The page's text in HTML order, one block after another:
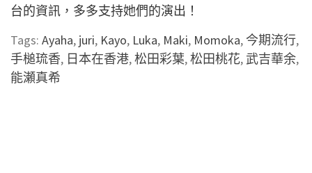
台的資訊，多多支持她們的演出！
Tags: Ayaha, juri, Kayo, Luka, Maki, Momoka, 今期流行,
手槌琉香, 日本在香港,松田彩葉,松田桃花, 武吉華余,
能瀬真希